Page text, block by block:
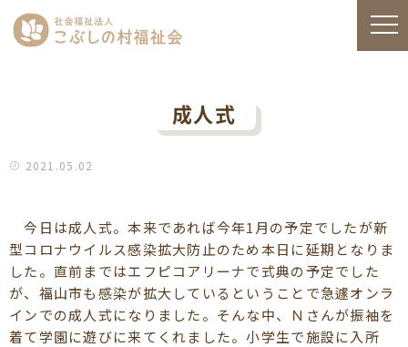
成人式
2021.05.02
今日は成人式。本来であれば今年1月の予定でしたが新
型コロナウイルス感染拡大防止のため本日に延期となりま
した。直前まではエフピコアリーナで式典の予定でした
が、福山市も感染が拡大しているということで急遽オンラ
インでの成人式になりました。そんな中、Ｎさんが振袖を
着て学園に遊びに来てくれました。小学生で施設に入所